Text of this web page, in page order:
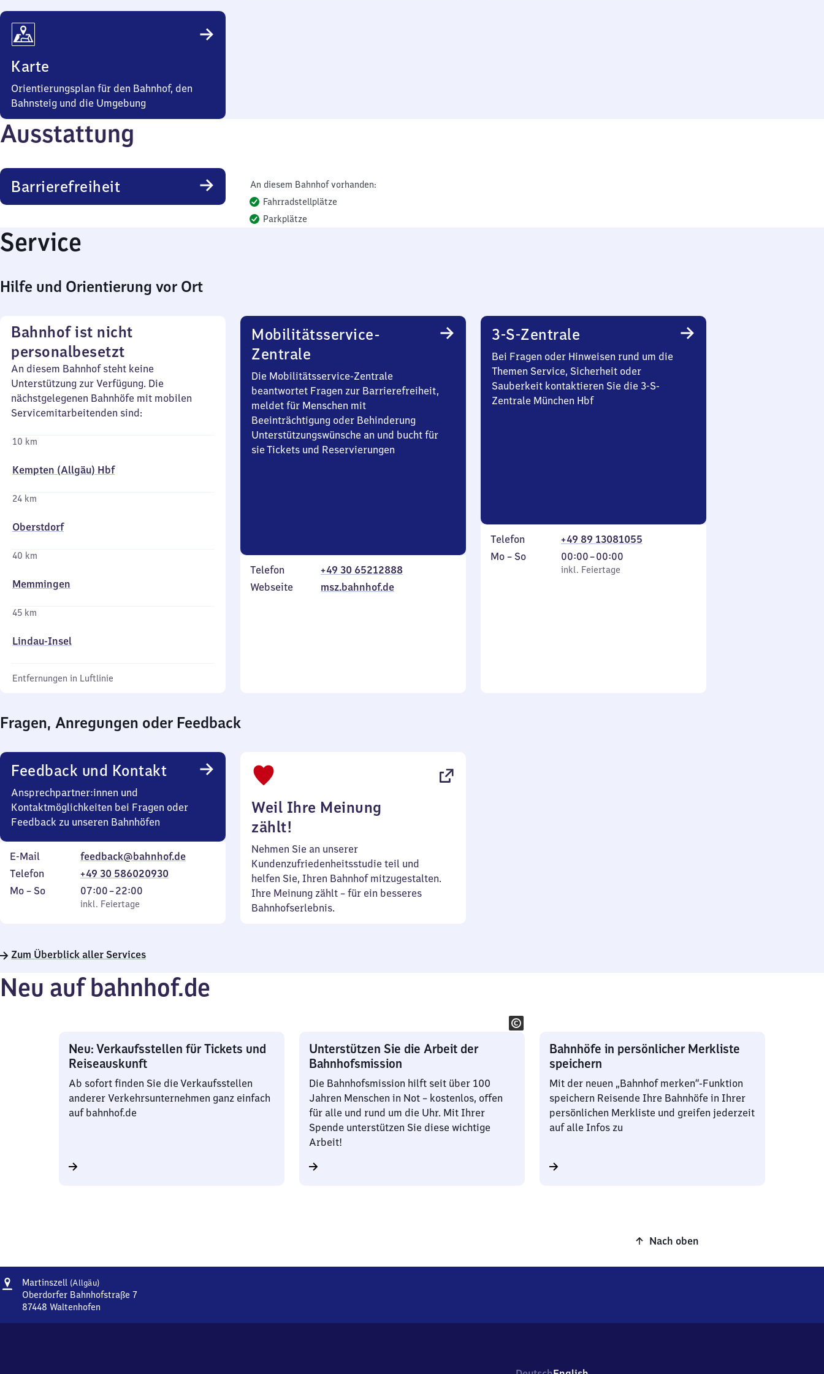
Karte
Orientierungsplan für den Bahnhof, den
Bahnsteig und die Umgebung
Ausstattung
Barrierefreiheit
An diesem Bahnhof vorhanden:
Fahrradstellplätze
Parkplätze
Service
Hilfe und Orientierung vor Ort
Bahnhof ist nicht
personalbesetzt
An diesem Bahnhof steht keine
Unterstützung zur Verfügung. Die
nächstgelegenen Bahnhöfe mit mobilen
Servicemitarbeitenden sind:
10 km
Kempten (Allgäu) Hbf
24 km
Oberstdorf
40 km
Memmingen
45 km
Lindau-Insel
Entfernungen in Luftlinie
Mobilitätsservice-
Zentrale
Die Mobilitätsservice-Zentrale
beantwortet Fragen zur Barrierefreiheit,
meldet für Menschen mit
Beeinträchtigung oder Behinderung
Unterstützungswünsche an und bucht für
sie Tickets und Reservierungen
Telefon
+49 30 65212888
Webseite
msz.bahnhof.de
3-S-Zentrale
Bei Fragen oder Hinweisen rund um die
Themen Service, Sicherheit oder
Sauberkeit kontaktieren Sie die 3-S-
Zentrale München Hbf
Telefon
+49 89 13081055
Montag
Mo – So,
inkl. Feiertage
00:00–00:00
Von
0
inkl. Feiertage
Fragen, Anregungen oder Feedback
Feedback und Kontakt
Ansprechpartner:innen und
Kontaktmöglichkeiten bei Fragen oder
Feedback zu unseren Bahnhöfen
E-Mail
feedback@bahnhof.de
Telefon
+49 30 586020930
Montag
Mo – So,
inkl. Feiertage
07:00–22:00
Von
7
22
inkl. Feiertage
Weil Ihre Meinung
zählt!
Nehmen Sie an unserer
Kundenzufriedenheitsstudie teil und
helfen Sie, Ihren Bahnhof mitzugestalten.
Ihre Meinung zählt – für ein besseres
Bahnhofserlebnis.
Zum Überblick aller Services
Neu auf bahnhof.de
Neu: Verkaufsstellen für Tickets und
Reiseauskunft
Ab sofort finden Sie die Verkaufsstellen
anderer Verkehrsunternehmen ganz einfach
auf bahnhof.de
Unterstützen Sie die Arbeit der
Bahnhofsmission
Die Bahnhofsmission hilft seit über 100
Jahren Menschen in Not – kostenlos, offen
für alle und rund um die Uhr. Mit Ihrer
Spende unterstützen Sie diese wichtige
Arbeit!
Bahnhöfe in persönlicher Merkliste
speichern
Mit der neuen „Bahnhof merken“-Funktion
speichern Reisende Ihre Bahnhöfe in Ihrer
persönlichen Merkliste und greifen jederzeit
auf alle Infos zu
Nach oben
Adresse
Martinszell (Allgäu)Martinszell
(Allgäu)
Oberdorfer Bahnhofstraße 7
87448 Waltenhofen